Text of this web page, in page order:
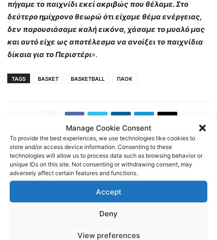
Manage Cookie Consent
To provide the best experiences, we use technologies like cookies to
store and/or access device information. Consenting to these
technologies will allow us to process data such as browsing behavior or
unique IDs on this site. Not consenting or withdrawing consent, may
adversely affect certain features and functions.
Accept
Deny
View preferences
πήγαμε το παιχνίδι εκεί ακριβώς που θέλαμε. Στο
δεύτερο ημίχρονο θεωρώ ότι είχαμε θέμα ενέργειας,
δεν παρουσιάσαμε καλή εικόνα, χάσαμε το μυαλό μας
και αυτό είχε ως αποτέλεσμα να ανοίξει το παιχνίδια
δίκαια για το Περιστέρι».
TAGS BASKET BASKETBALL ΠΑΟΚ
Previous article
Πέρασε από το Ηράκλειο η
Next article
1-1 με Μακεδονικό ο ΠΑΟΚ